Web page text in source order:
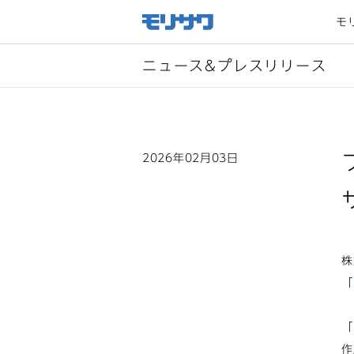
モ
ニュース&プレスリリース
2026年02月03日